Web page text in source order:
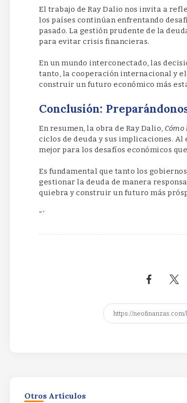
El trabajo de Ray Dalio nos invita a
los países continúan enfrentando
pasado. La gestión prudente de la
para evitar crisis financieras.
En un mundo interconectado, las
tanto, la cooperación internacional y
construir un futuro económico más
Conclusión:
En resumen, la obra de Ray Dalio,
ciclos de deuda y sus implicaciones.
mejor para los desafíos económicos
Es fundamental que tanto los
gestionar la deuda de manera
quiebra y construir un futuro más
“`
Otros Artículos